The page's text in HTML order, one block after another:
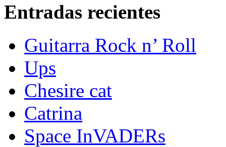
Entradas recientes
Guitarra Rock n’ Roll
Ups
Chesire cat
Catrina
Space InVADERs